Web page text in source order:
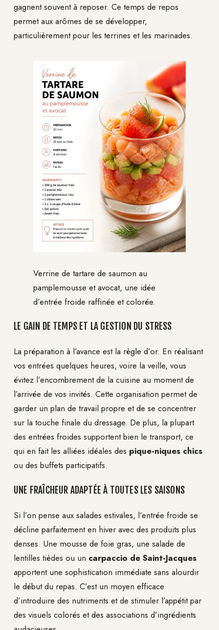
gagnent souvent à reposer. Ce temps de repos
permet aux arômes de se développer,
particulièrement pour les terrines et les marinades.
Verrine de tartare de saumon au
pamplemousse et avocat, une idée
d’entrée froide raffinée et colorée.
LE GAIN DE TEMPS ET LA GESTION DU STRESS
La préparation à l’avance est la règle d’or. En réalisant
vos entrées quelques heures, voire la veille, vous
évitez l’encombrement de la cuisine au moment de
l’arrivée de vos invités. Cette organisation permet de
garder un plan de travail propre et de se concentrer
sur la touche finale du dressage. De plus, la plupart
des entrées froides supportent bien le transport, ce
qui en fait les alliées idéales des pique-niques chics
ou des buffets participatifs.
UNE FRAÎCHEUR ADAPTÉE À TOUTES LES SAISONS
Si l’on pense aux salades estivales, l’entrée froide se
décline parfaitement en hiver avec des produits plus
denses. Une mousse de foie gras, une salade de
lentilles tièdes ou un carpaccio de Saint-Jacques
apportent une sophistication immédiate sans alourdir
le début du repas. C’est un moyen efficace
d’introduire des nutriments et de stimuler l’appétit par
des visuels colorés et des associations d’ingrédients